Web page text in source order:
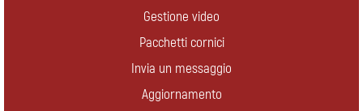
Gestione video
Pacchetti cornici
Invia un messaggio
Aggiornamento